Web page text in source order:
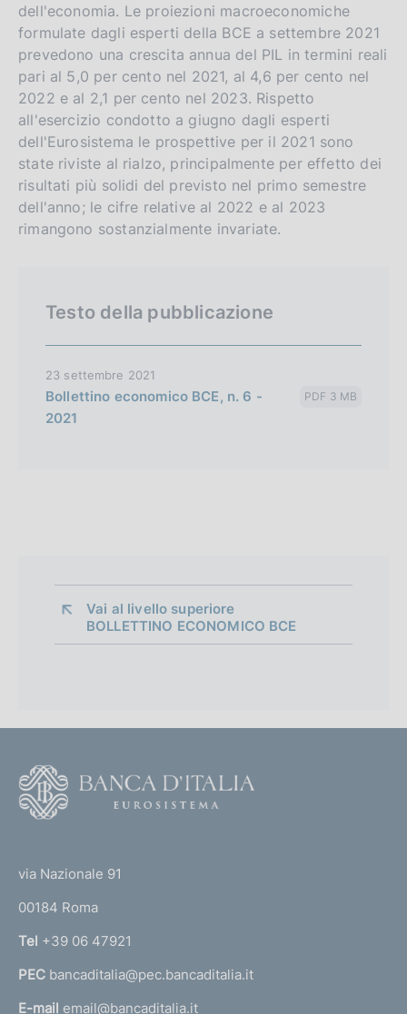
dell'economia. Le proiezioni macroeconomiche
formulate dagli esperti della BCE a settembre 2021
prevedono una crescita annua del PIL in termini reali
pari al 5,0 per cento nel 2021, al 4,6 per cento nel
2022 e al 2,1 per cento nel 2023. Rispetto
all'esercizio condotto a giugno dagli esperti
dell'Eurosistema le prospettive per il 2021 sono
state riviste al rialzo, principalmente per effetto dei
risultati più solidi del previsto nel primo semestre
dell'anno; le cifre relative al 2022 e al 2023
rimangono sostanzialmente invariate.
Testo della pubblicazione
23 settembre 2021
Bollettino economico BCE, n. 6 -
2021
PDF 3 MB
Vai al livello superiore
BOLLETTINO ECONOMICO BCE
r
n
a
l
via Nazionale 91
00184 Roma
Tel +39 06 47921
PEC bancaditalia@pec.bancaditalia.it
E-mail email@bancaditalia.it